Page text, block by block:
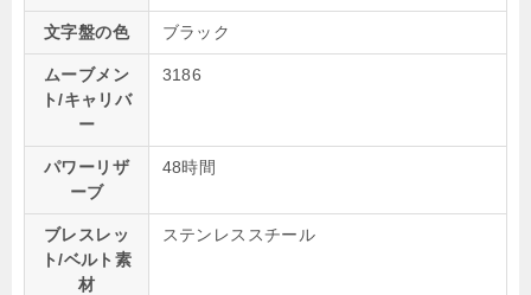
文字盤の色 ブラック
ムーブメン
ト/キャリバ
ー
3186
パワーリザ
ーブ
48時間
ブレスレッ
ト/ベルト素
材
ステンレススチール